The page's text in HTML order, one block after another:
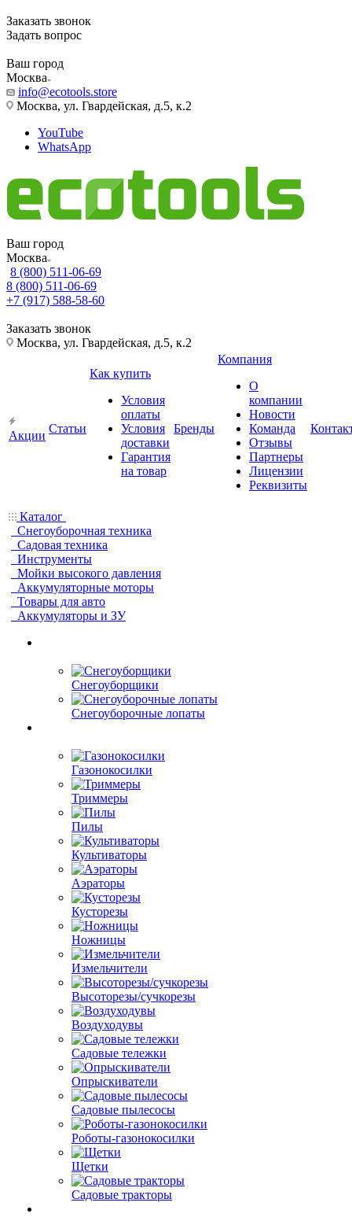
Заказать звонок
Задать вопрос
Ваш город
Москва
info@ecotools.store
Москва, ул. Гвардейская, д.5, к.2
YouTube
WhatsApp
Ваш город
Москва
8 (800) 511-06-69
8 (800) 511-06-69
+7 (917) 588-58-60
Заказать звонок
Москва, ул. Гвардейская, д.5, к.2
Акции
Статьи
Как купить
Условия
оплаты
Условия
доставки
Гарантия
на товар
Бренды
Компания
О
компании
Новости
Команда
Отзывы
Партнеры
Лицензии
Реквизиты
Каталог
Снегоуборочная техника
Садовая техника
Инструменты
Мойки высокого давления
Аккумуляторные моторы
Товары для авто
Аккумуляторы и ЗУ
Снегоуборщики
Снегоуборочные лопаты
Газонокосилки
Триммеры
Пилы
Культиваторы
Аэраторы
Кусторезы
Ножницы
Измельчители
Высоторезы/сучкорезы
Воздуходувы
Садовые тележки
Опрыскиватели
Садовые пылесосы
Роботы-газонокосилки
Щетки
Садовые тракторы